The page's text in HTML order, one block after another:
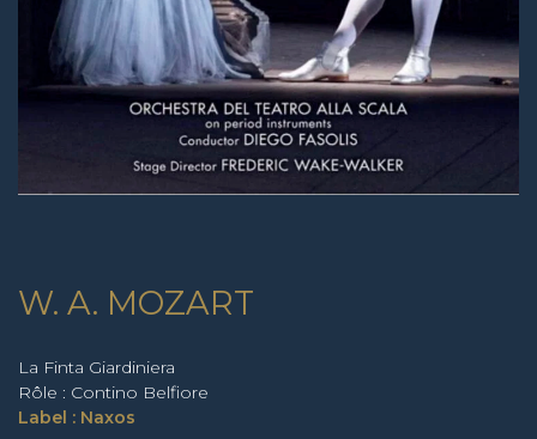
W. A. MOZART
La Finta Giardiniera
Rôle : Contino Belfiore
Label : Naxos